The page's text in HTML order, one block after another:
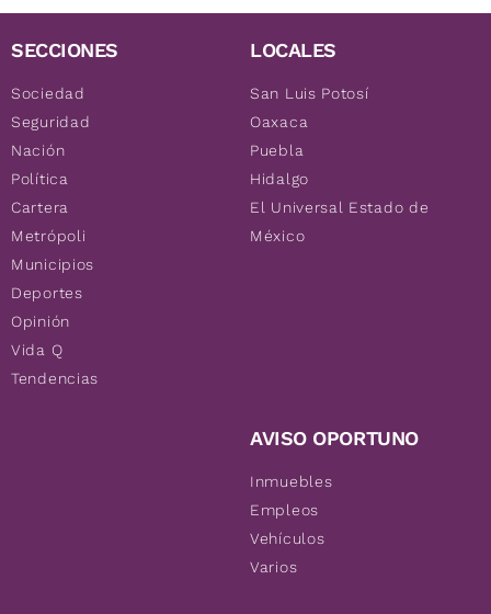
SECCIONES
Sociedad
Seguridad
Nación
Política
Cartera
Metrópoli
Municipios
Deportes
Opinión
Vida Q
Tendencias
LOCALES
San Luis Potosí
Oaxaca
Puebla
Hidalgo
El Universal Estado de
México
AVISO OPORTUNO
Inmuebles
Empleos
Vehículos
Varios